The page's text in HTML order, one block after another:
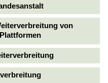
von